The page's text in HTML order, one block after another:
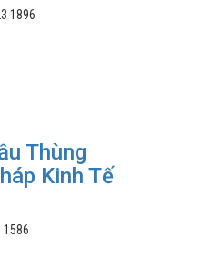
1896
Thùng
Kinh Tế
1586